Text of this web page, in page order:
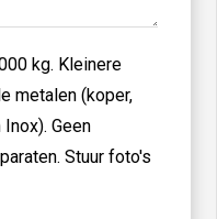
kg. Kleinere
metalen (koper,
Geen
Stuur foto's